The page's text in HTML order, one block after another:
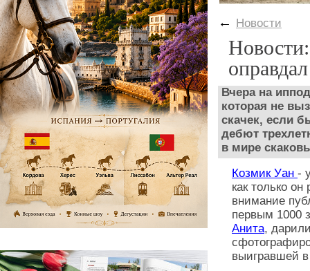
← Новости
Вчера на
которая не
скачек, если
дебют
в мире
Козмик Уан -
как только
внимание
первым 1000
Анита,
выигравшей